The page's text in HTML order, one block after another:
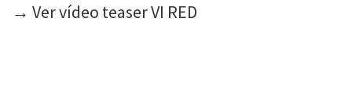
→ Ver vídeo teaser VI RED